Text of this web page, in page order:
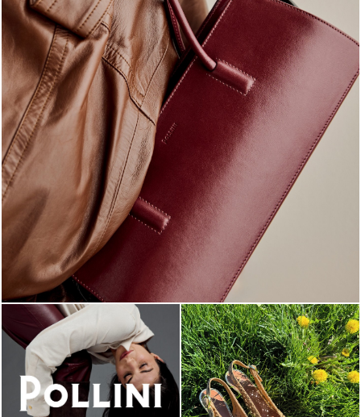
Classy, sassy, trendy - the new Pollini Lady Bag is ...